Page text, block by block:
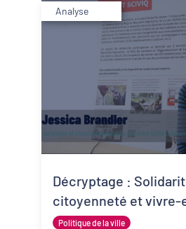
Analyse
Politique de la ville
Décryptage :
citoyenneté et vivre-
face à la Covid-19